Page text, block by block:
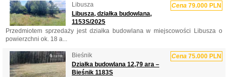
Libusza Cena 79.000 PLN
Libusza, działka budowlana,
1153S/2025
Przedmiotem sprzedaży jest działka budowlana w miejscowości Libusza o
powierzchni ok. 18 a...
Bieśnik Cena 75.000 PLN
Działka budowlana 12,79 ara –
Bieśnik 1183S